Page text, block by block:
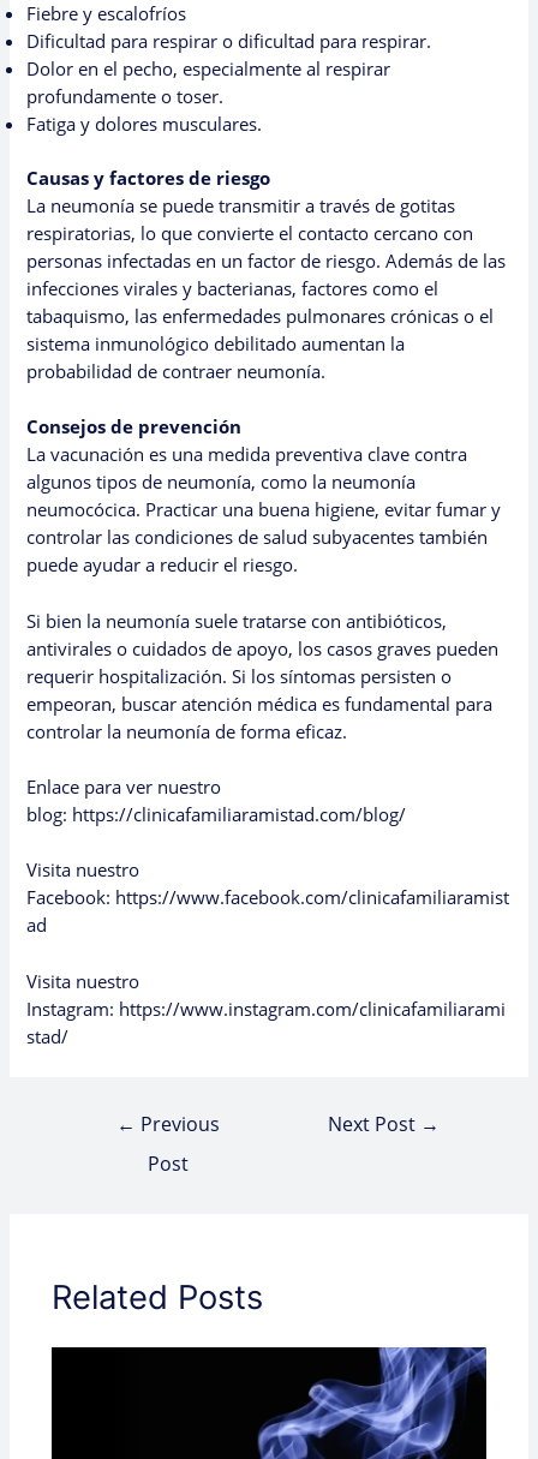
Fiebre y escalofríos
Dificultad para respirar o dificultad para respirar.
Dolor en el pecho, especialmente al respirar
profundamente o toser.
Fatiga y dolores musculares.
Causas y factores de riesgo
La neumonía se puede transmitir a través de gotitas
respiratorias, lo que convierte el contacto cercano con
personas infectadas en un factor de riesgo. Además de las
infecciones virales y bacterianas, factores como el
tabaquismo, las enfermedades pulmonares crónicas o el
sistema inmunológico debilitado aumentan la
probabilidad de contraer neumonía.
Consejos de prevención
La vacunación es una medida preventiva clave contra
algunos tipos de neumonía, como la neumonía
neumocócica. Practicar una buena higiene, evitar fumar y
controlar las condiciones de salud subyacentes también
puede ayudar a reducir el riesgo.
Si bien la neumonía suele tratarse con antibióticos,
antivirales o cuidados de apoyo, los casos graves pueden
requerir hospitalización. Si los síntomas persisten o
empeoran, buscar atención médica es fundamental para
controlar la neumonía de forma eficaz.
Enlace para ver nuestro
blog: https://clinicafamiliaramistad.com/blog/
Visita nuestro
Facebook: https://www.facebook.com/clinicafamiliaramist
ad
Visita nuestro
Instagram: https://www.instagram.com/clinicafamiliarami
stad/
← Previous
Post
Next Post →
Related Posts